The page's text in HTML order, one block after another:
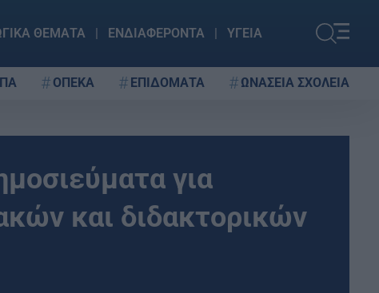
ΘΕΜΑΤΑ ΕΝΔΙΑΦΕΡΟΝΤΑ ΥΓΕΙΑ
ΟΠΕΚΑ ΕΠΙΔΟΜΑΤΑ ΩΝΑΣΕΙΑ ΣΧΟΛΕΙΑ
για
και διδακτορικών